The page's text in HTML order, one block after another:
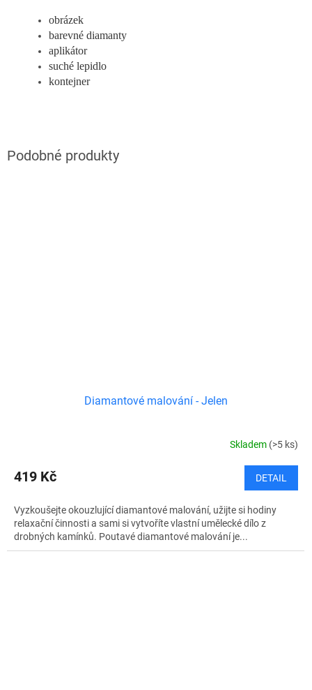
obrázek
barevné diamanty
aplikátor
suché lepidlo
kontejner
Diamantové malování - Jelen
Skladem (>5 ks)
419 Kč DETAIL
Vyzkoušejte okouzlující diamantové malování, užijte si hodiny
relaxační činnosti a sami si vytvoříte vlastní umělecké dílo z
drobných kamínků. Poutavé diamantové malování je...